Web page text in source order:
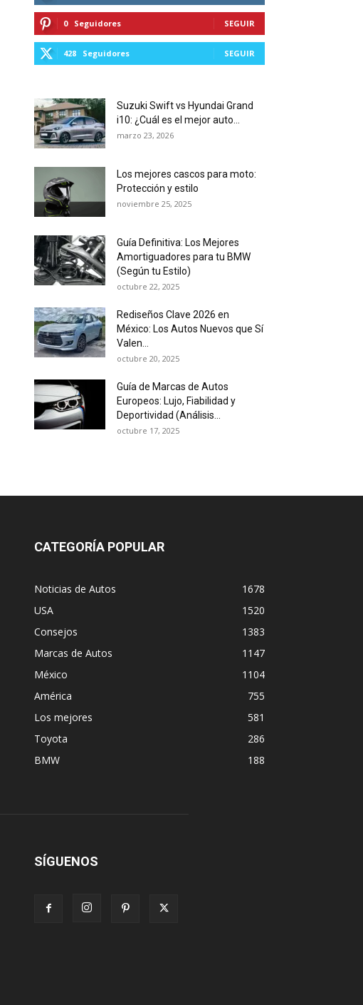
0 Seguidores SEGUIR
428 Seguidores SEGUIR
Suzuki Swift vs Hyundai Grand
i10: ¿Cuál es el mejor auto...
marzo 23, 2026
Los mejores cascos para moto:
Protección y estilo
noviembre 25, 2025
Guía Definitiva: Los Mejores
Amortiguadores para tu BMW
(Según tu Estilo)
octubre 22, 2025
Rediseños Clave 2026 en
México: Los Autos Nuevos que Sí
Valen...
octubre 20, 2025
Guía de Marcas de Autos
Europeos: Lujo, Fiabilidad y
Deportividad (Análisis...
octubre 17, 2025
CATEGORÍA POPULAR
Noticias de Autos
1678
USA
1520
Consejos
1383
Marcas de Autos
1147
México
1104
América
755
Los mejores
581
Toyota
286
BMW
188
SÍGUENOS